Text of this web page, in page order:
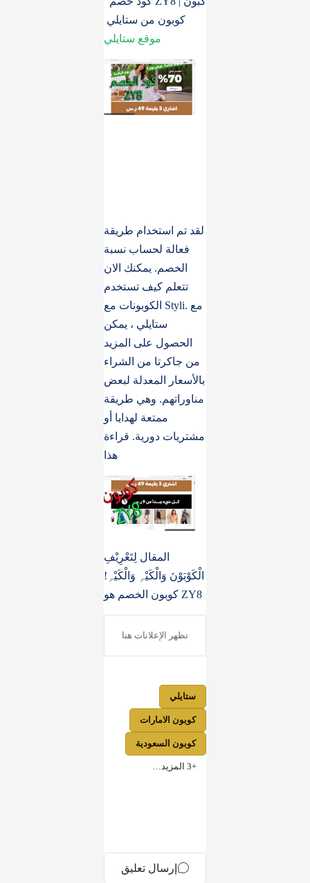
كوبون من ستايلي
موقع ستايلي
لقد تم استخدام طريقة
فعالة لحساب نسبة
الخصم. يمكنك الان
تتعلم كيف تستخدم
الكوبونات مع Styli. مع
ستايلي ، يمكن
الحصول على المزيد
من جاكرتا من الشراء
بالأسعار المعدلة لبعض
مناوراتهم. وهي طريقة
ممتعة لهدايا أو
مشتريات دوریة. قراءة
المقال لِتَعْرِیْفِ
الْکَوْبَوْنَ وَالْکَیْہِ وَالْکَیْہِ!
كوبون الخصم هو ZY8